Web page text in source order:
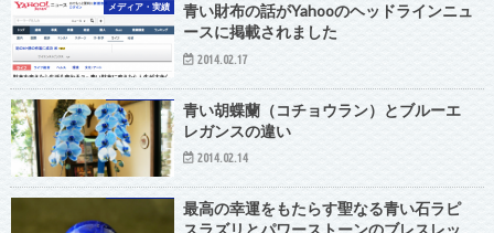
メディア・実績
青い財布の話がYahooのヘッドラインニュ
ースに掲載されました
2014.02.17
青い胡蝶蘭（コチョウラン）とブルーエ
レガンスの違い
2014.02.14
最高の幸運をもたらす聖なる青い石ラピ
スラズリとパワーストーンのブレスレッ